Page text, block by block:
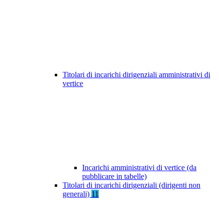
Titolari di incarichi dirigenziali amministrativi di
vertice
Incarichi amministrativi di vertice (da
pubblicare in tabelle)
Titolari di incarichi dirigenziali (dirigenti non
generali) 11